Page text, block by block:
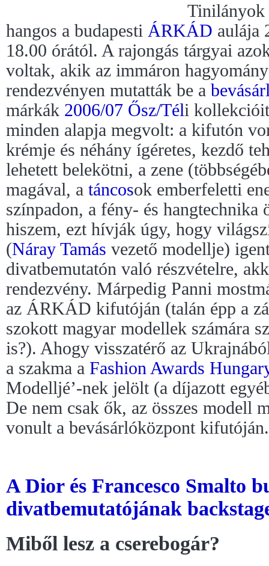
hangos a budapesti ÁRKÁD aulája
18.00 órától. A rajongás tárgyai
voltak, akik az immáron
rendezvényen mutatták be a
márkák 2006/07 Ősz/Téli
minden alapja megvolt: a kifutón
krémje és néhány ígéretes, kezdő
lehetett belekötni, a zene
magával, a táncosok emberfeletti
színpadon, a fény- és hangtechnika
hiszem, ezt hívják úgy, hogy
(Náray Tamás vezető modellje)
divatbemutatón való részvételre,
rendezvény. Márpedig Panni
az ÁRKÁD kifutóján (talán épp a
szokott magyar modellek számára
is?). Ahogy visszatérő az
a szakma a Fashion Awards
Modelljé’-nek jelölt (a díjazott
De nem csak ők, az összes modell
vonult a bevásárlóközpont kifutóján.
A Dior és Francesco Smalto
divatbemutatójának
Miből lesz a cserebogár?